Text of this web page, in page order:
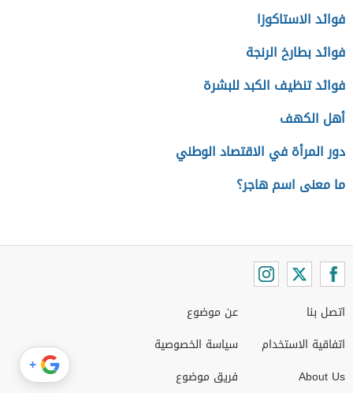
فوائد الاستاكوزا
فوائد بطارخ الرنجة
فوائد تنظيف الكبد للبشرة
أهل الكهف
دور المرأة في الاقتصاد الوطني
ما معنى اسم هاجر؟
اتصل بنا
اتفاقية الاستخدام
About Us
عن موضوع
سياسة الخصوصية
فريق موضوع
+